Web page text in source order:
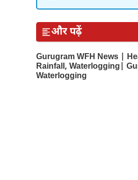
और पढ़ें
Gurugram WFH News |
Rainfall, Waterlogging|
Waterlogging